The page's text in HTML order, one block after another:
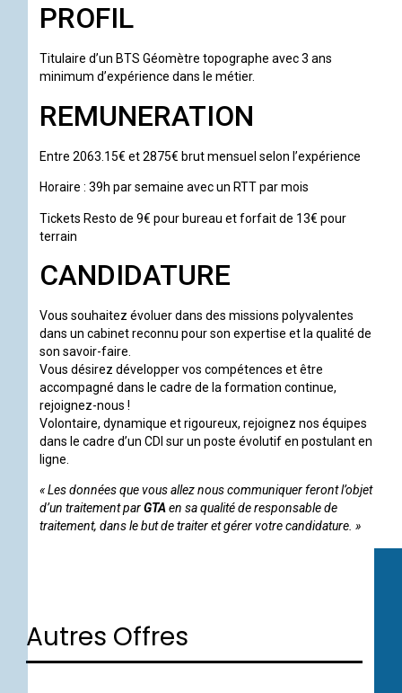
PROFIL
Titulaire d’un BTS Géomètre topographe avec 3 ans
minimum d’expérience dans le métier.
REMUNERATION
Entre 2063.15€ et 2875€ brut mensuel selon l’expérience
Horaire : 39h par semaine avec un RTT par mois
Tickets Resto de 9€ pour bureau et forfait de 13€ pour
terrain
CANDIDATURE
Vous souhaitez évoluer dans des missions polyvalentes
dans un cabinet reconnu pour son expertise et la qualité de
son savoir-faire.
Vous désirez développer vos compétences et être
accompagné dans le cadre de la formation continue,
rejoignez-nous !
Volontaire, dynamique et rigoureux, rejoignez nos équipes
dans le cadre d’un CDI sur un poste évolutif en postulant en
ligne.
« Les données que vous allez nous communiquer feront l’objet
d’un traitement parGTAen sa qualité de responsable de
traitement, dans le but de traiter et gérer votre candidature. »
Autres Offres